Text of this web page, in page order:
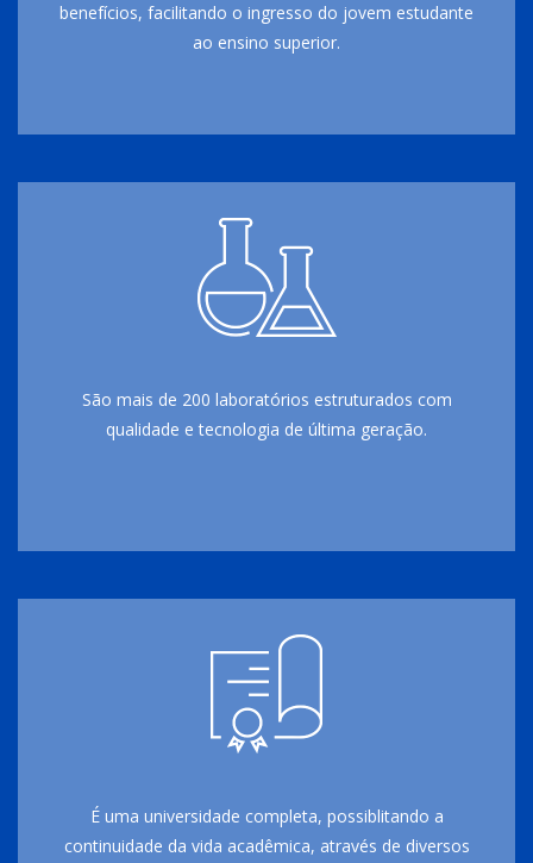
benefícios, facilitando o ingresso do jovem estudante
ao ensino superior.
São mais de 200 laboratórios estruturados com
qualidade e tecnologia de última geração.
É uma universidade completa, possiblitando a
continuidade da vida acadêmica, através de diversos